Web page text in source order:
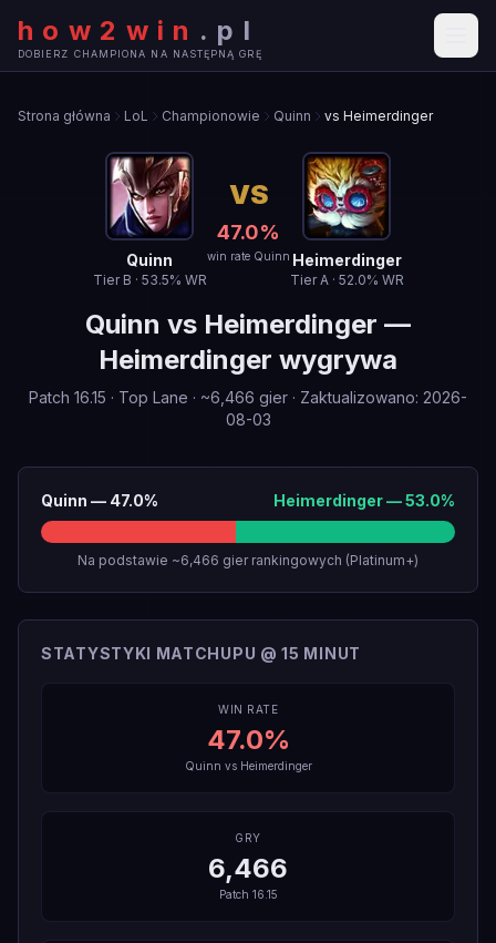
how2win . pl
DOBIERZ CHAMPIONA NA NASTĘPNĄ GRĘ
Strona główna LoL Championowie Quinn vs Heimerdinger
Quinn
Tier B · 53.5% WR
VS
47.0%
win rate Quinn Heimerdinger
TierA· 52.0% WR
Quinn vs Heimerdinger —
Heimerdinger wygrywa
Patch 16.15 · Top Lane · ~6,466 gier · Zaktualizowano: 2026-
08-03
Quinn — 47.0% Heimerdinger—53.0%
Na podstawie ~6,466 gier rankingowych (Platinum+)
STATYSTYKI MATCHUPU @ 15 MINUT
WIN RATE
47.0%
Quinn vs Heimerdinger
GRY
6,466
Patch 16.15